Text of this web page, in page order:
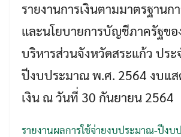
รายงานการเงินตามมาตรฐาน
และนโยบายการบัญชีภาครัฐขอ
บริหารส่วนจังหวัดสระแก้ว ประ
ปีงบประมาณ พ.ศ. 2564 งบแส
เงิน ณ วันที่ 30 กันยายน 2564
รายงานผลการใช้จ่ายงบประมาณ-ปีงบ